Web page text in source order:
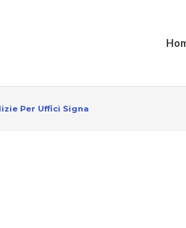
Per Uffici Signa